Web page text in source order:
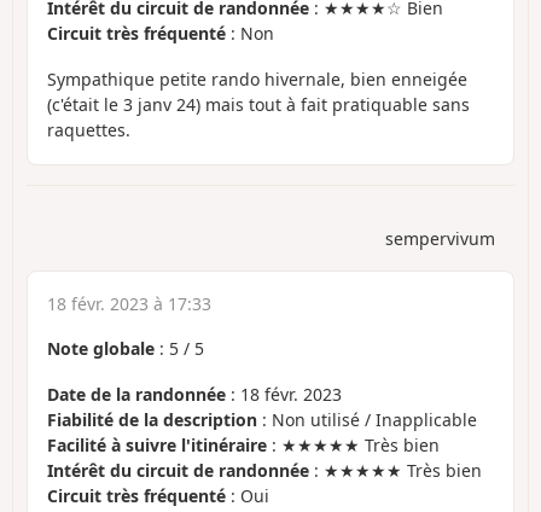
Intérêt du circuit de randonnée : ★★★★☆ Bien
Circuit très fréquenté : Non
Sympathique petite rando hivernale, bien enneigée
(c'était le 3 janv 24) mais tout à fait pratiquable sans
raquettes.
sempervivum
18 févr. 2023 à 17:33
Note globale : 5 / 5
Date de la randonnée : 18 févr. 2023
Fiabilité de la description : Non utilisé / Inapplicable
Facilité à suivre l'itinéraire : ★★★★★ Très bien
Intérêt du circuit de randonnée : ★★★★★ Très bien
Circuit très fréquenté : Oui